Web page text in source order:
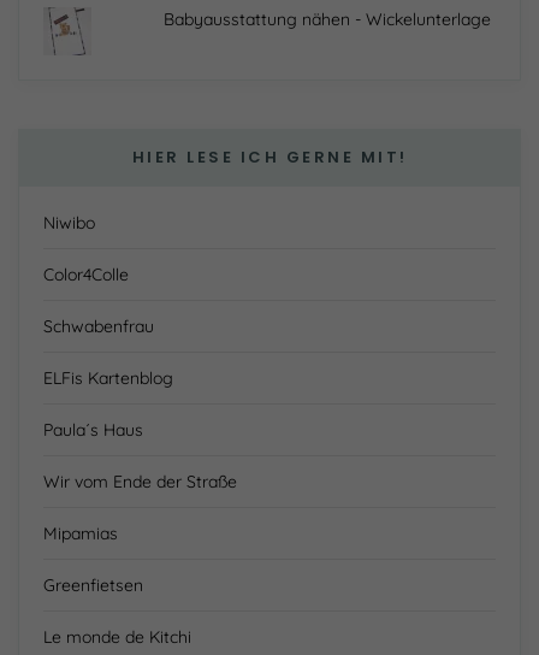
Babyausstattung nähen - Wickelunterlage
HIER LESE ICH GERNE MIT!
Niwibo
Color4Colle
Schwabenfrau
ELFis Kartenblog
Paula´s Haus
Wir vom Ende der Straße
Mipamias
Greenfietsen
Le monde de Kitchi